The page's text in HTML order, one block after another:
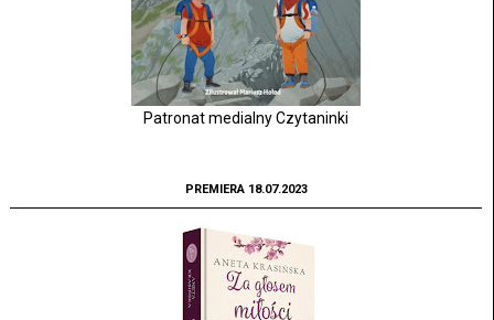
Patronat medialny Czytaninki
PREMIERA 18.07.2023